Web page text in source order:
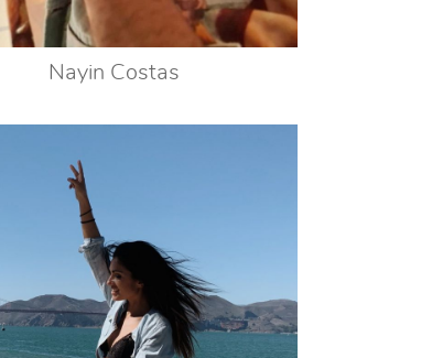
Nayin Costas